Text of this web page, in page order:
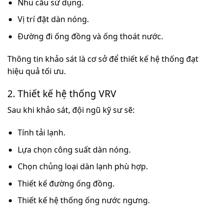
Nhu cầu sử dụng.
Vị trí đặt dàn nóng.
Đường đi ống đồng và ống thoát nước.
Thông tin khảo sát là cơ sở để thiết kế hệ thống đạt
hiệu quả tối ưu.
2. Thiết kế hệ thống VRV
Sau khi khảo sát, đội ngũ kỹ sư sẽ:
Tính tải lạnh.
Lựa chọn công suất dàn nóng.
Chọn chủng loại dàn lạnh phù hợp.
Thiết kế đường ống đồng.
Thiết kế hệ thống ống nước ngưng.